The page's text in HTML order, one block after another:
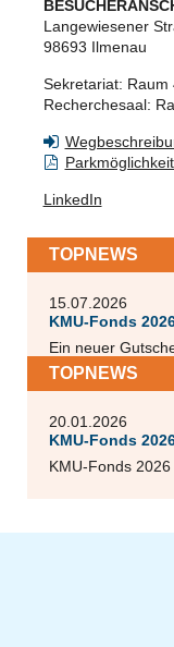
Langewiesener
98693 Ilmenau
Sekretariat: Raum
Recherchesaal:
LinkedIn
TOPNEWS
TOPNEWS
15.07.2026
KMU-Fonds
Ein neuer
TOPNEWS
TOPNEWS
20.01.2026
KMU-Fonds
KMU-Fonds